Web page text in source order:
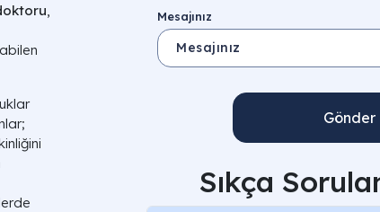
,
Mesajınız
Gönder
Sıkça